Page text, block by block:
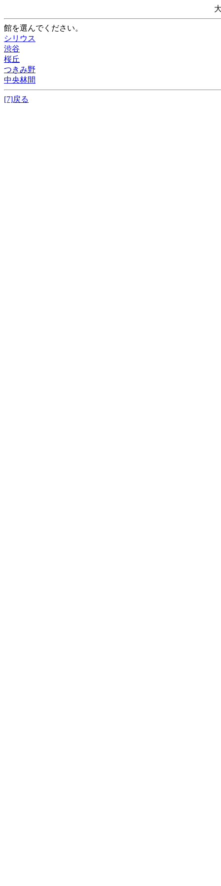
館を選んでください。
シリウス
渋谷
桜丘
つきみ野
中央林間
[7]戻る